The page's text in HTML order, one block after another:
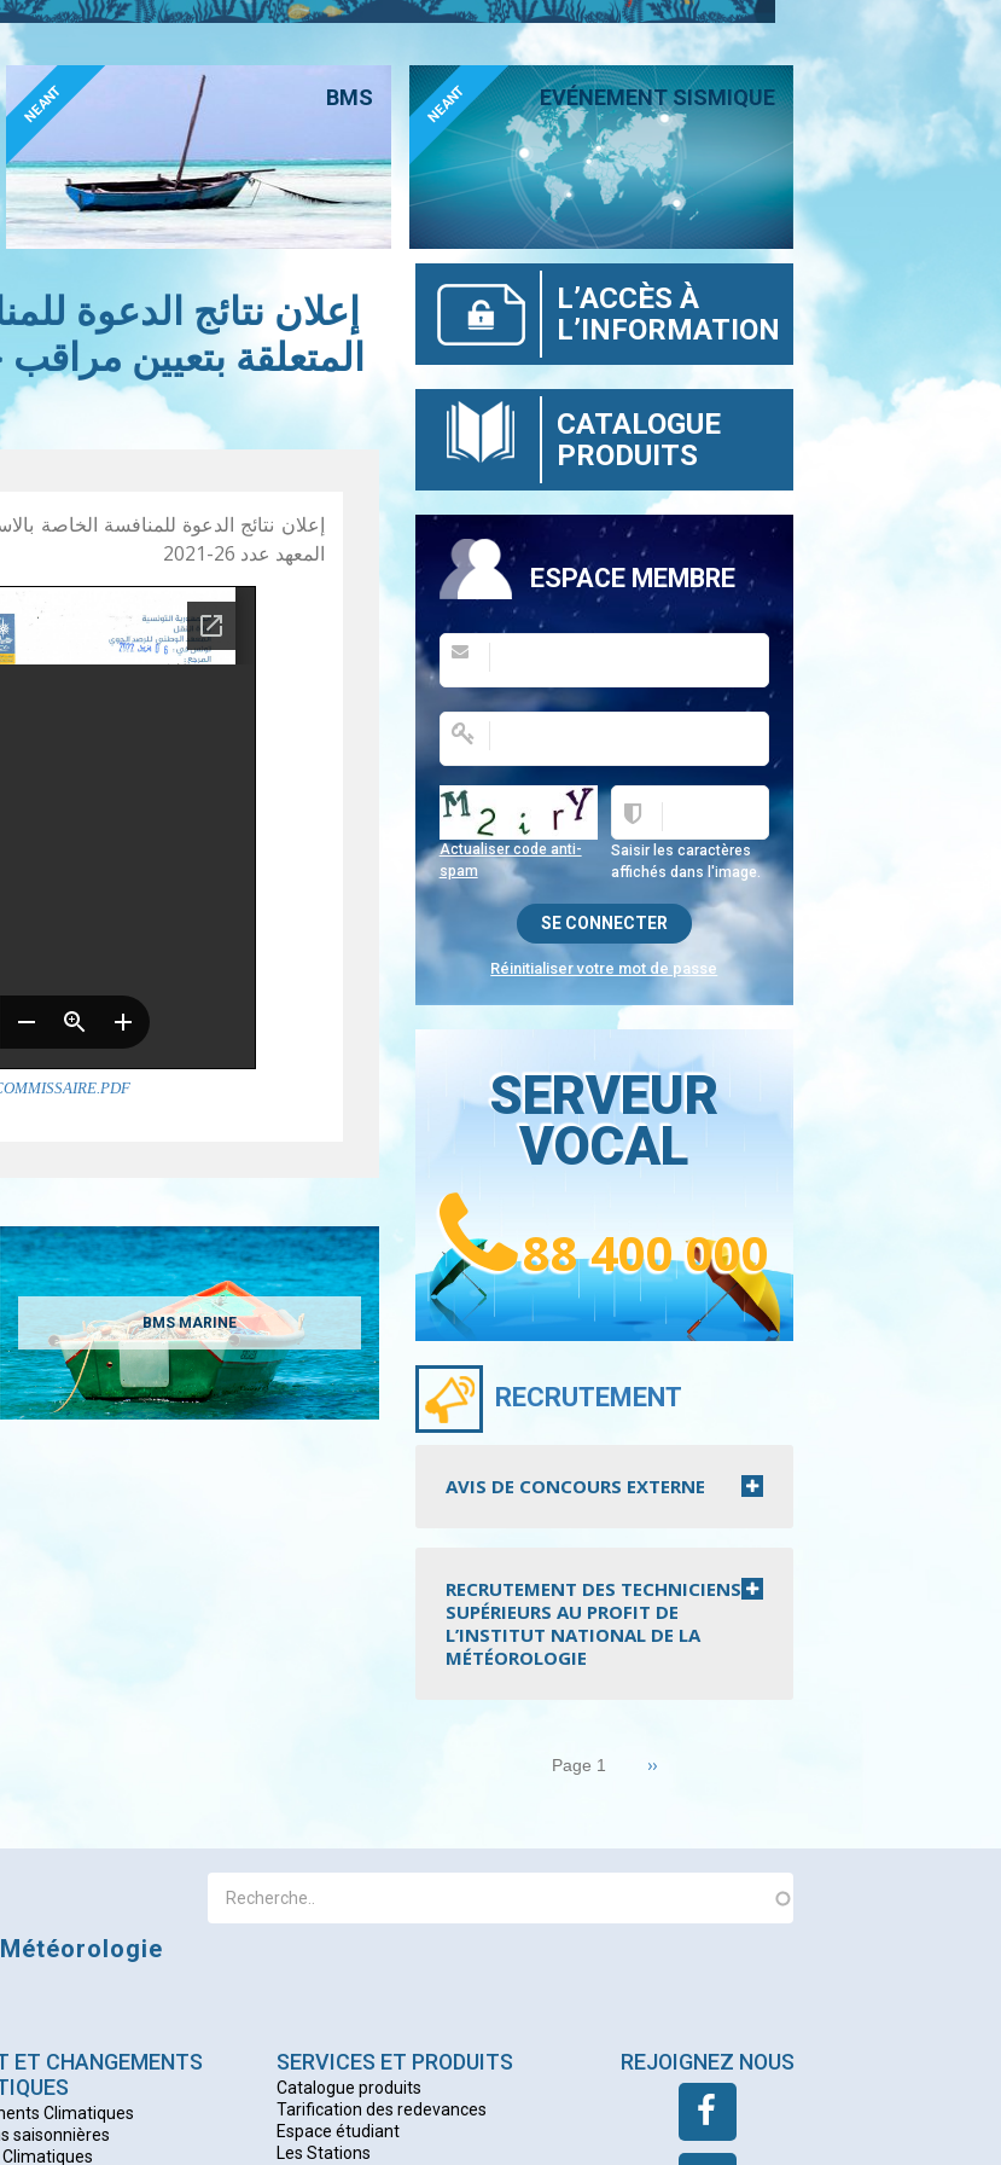
BMS
NEANT EVÉNEMENT SISMIQUE
NEANT
إعلان نتائج الدعوة
المتعلقة بتعيين
إعلان نتائج الدعوة للمنافسة الخاصة
المعهد عدد 26-2021
BMS MARINE
L’ACCÈS À
L’INFORMATION
CATALOGUE
PRODUITS
ESPACE MEMBRE
Saisir les caractères
affichés dans l'image.
Actualiser code anti-
spam
Réinitialiser votre mot de passe
SERVEUR
VOCAL
88 400 000
RECRUTEMENT
AVIS DE CONCOURS EXTERNE
RECRUTEMENT DES TECHNICIENS
SUPÉRIEURS AU PROFIT DE
L’INSTITUT NATIONAL DE LA
MÉTÉOROLOGIE
Page 1 Page
››
ET CHANGEMENTS
Climatiques
saisonnières
Climatiques
SERVICES ET PRODUITS
Catalogue produits
Tarification des redevances
Espace étudiant
Les Stations
REJOIGNEZ NOUS